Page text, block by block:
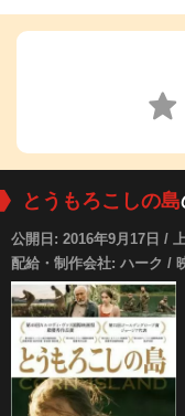
とうもろこしの島
公開日: 2016年9月17日 /
配給・制作会社: ハーク /